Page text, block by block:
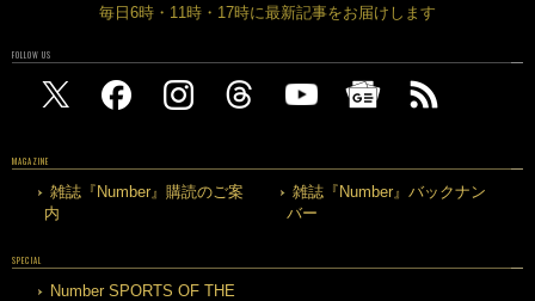
毎日6時・11時・17時に最新記事をお届けします
FOLLOW US
MAGAZINE
雑誌『Number』購読のご案
内
雑誌『Number』バックナン
バー
SPECIAL
Number SPORTS OF THE